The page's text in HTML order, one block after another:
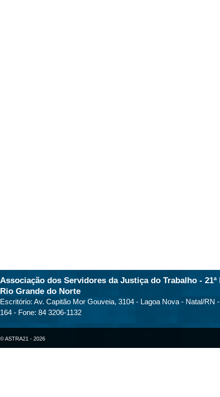
Associação dos Servidores da Justiça do Trabalho - 21ª
Rio Grande do Norte
Escritório: Av. Capitão Mor Gouveia, 3104 - Lagoa Nova - Natal/RN
164 - Fone: 84 3206-1132
© ASTRA21 - 2026